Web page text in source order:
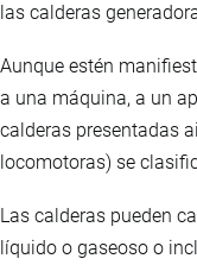
las calderas
Aunque estén
a una máquina, a un
calderas presentadas
locomotoras) se
Las calderas pueden
líquido o gaseoso o